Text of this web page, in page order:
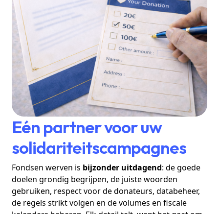
Eén partner voor uw
solidariteitscampagnes
Fondsen werven is bijzonder uitdagend: de goede
doelen grondig begrijpen, de juiste woorden
gebruiken, respect voor de donateurs, databeheer,
de regels strikt volgen en de volumes en fiscale